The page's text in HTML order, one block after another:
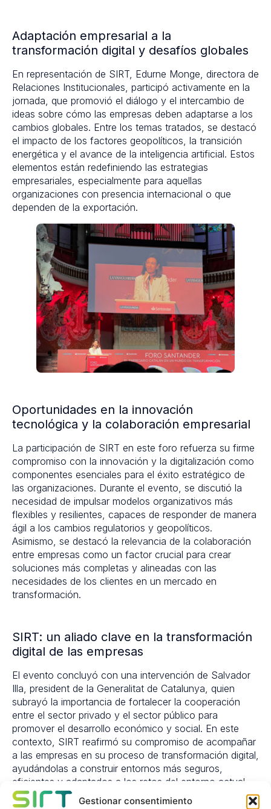
Gestionar consentimiento
Adaptación empresarial a la
transformación digital y desafíos globales
En representación de SIRT, Edurne Monge, directora de
Relaciones Institucionales, participó activamente en la
jornada, que promovió el diálogo y el intercambio de
ideas sobre cómo las empresas deben adaptarse a los
cambios globales. Entre los temas tratados, se destacó
el impacto de los factores geopolíticos, la transición
energética y el avance de la inteligencia artificial. Estos
elementos están redefiniendo las estrategias
empresariales, especialmente para aquellas
organizaciones con presencia internacional o que
dependen de la exportación.
Oportunidades en la innovación
tecnológica y la colaboración empresarial
La participación de SIRT en este foro refuerza su firme
compromiso con la innovación y la digitalización como
componentes esenciales para el éxito estratégico de
las organizaciones. Durante el evento, se discutió la
necesidad de impulsar modelos organizativos más
flexibles y resilientes, capaces de responder de manera
ágil a los cambios regulatorios y geopolíticos.
Asimismo, se destacó la relevancia de la colaboración
entre empresas como un factor crucial para crear
soluciones más completas y alineadas con las
necesidades de los clientes en un mercado en
transformación.
SIRT: un aliado clave en la transformación
digital de las empresas
El evento concluyó con una intervención de Salvador
Illa, president de la Generalitat de Catalunya, quien
subrayó la importancia de fortalecer la cooperación
entre el sector privado y el sector público para
promover el desarrollo económico y social. En este
contexto, SIRT reafirmó su compromiso de acompañar
a las empresas en su proceso de transformación digital,
ayudándolas a construir entornos más seguros,
eficientes y adaptados a los retos del entorno actual.